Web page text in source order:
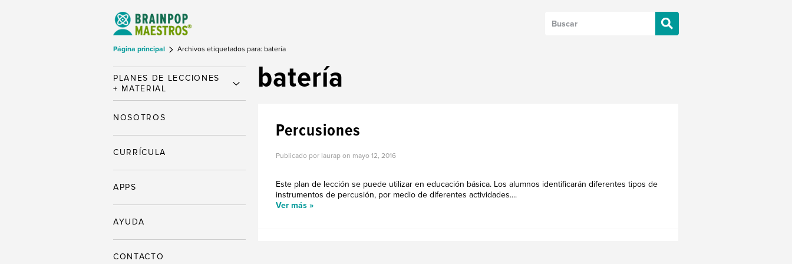
Página principal Archivos etiquetados para: batería
batería
Percusiones
Publicado por laurap on mayo 12, 2016
Este plan de lección se puede utilizar en educación básica. Los alumnos identificarán diferentes tipos de
instrumentos de percusión, por medio de diferentes actividades....
Ver más »
PLANES DE LECCIONES
+ MATERIAL
NOSOTROS
CURRÍCULA
APPS
AYUDA
CONTACTO